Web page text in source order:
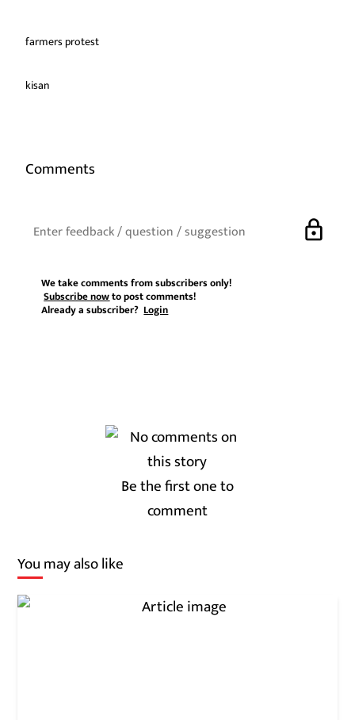
farmers protest
kisan
Comments
lock
We take comments from subscribers only!
Subscribe nowto post comments!
Already a subscriber?Login
Be the first one to
comment
You may also like